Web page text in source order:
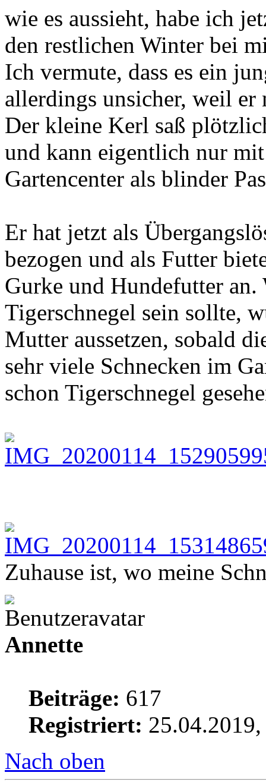
wie es aussieht, habe ich
den restlichen Winter bei
Ich vermute, dass es ein
allerdings unsicher, weil er
Der kleine Kerl saß
und kann eigentlich nur
Gartencenter als blinder
Er hat jetzt als
bezogen und als Futter
Gurke und Hundefutter an.
Tigerschnegel sein sollte,
Mutter aussetzen, sobald
sehr viele Schnecken im
schon Tigerschnegel
Zuhause ist, wo meine
Annette
Beiträge: 617
Registriert:
Nach oben